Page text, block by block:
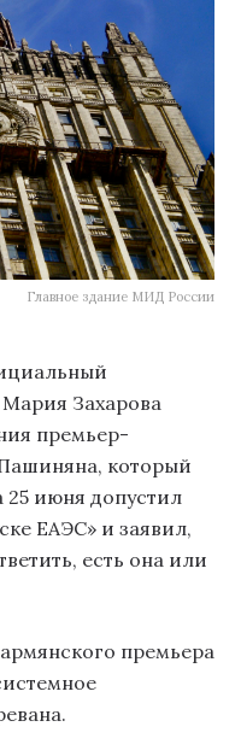
Главное здание МИД России
Захарова
премьер-
который
25 июня допустил
ЕАЭС» и заявил,
есть она или
премьера